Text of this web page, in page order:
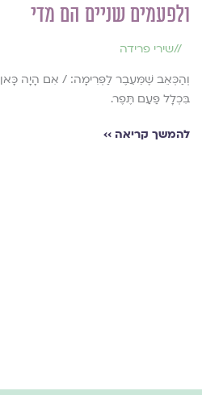
ולפעמים שניים הם מדי
//שירי פרידה
וְהַכְּאֵב שֶׁמֵּעֵבֶר לַפְּרִימָה: / אִם הָיָה כָּאן
בִּכְלָל פַּעַם תֶּפֶר.
להמשך קריאה ››